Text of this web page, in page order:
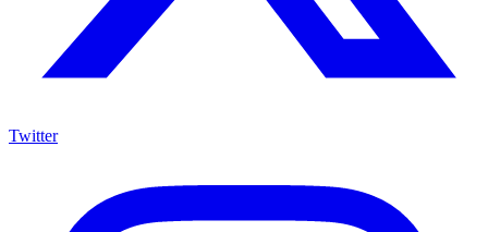
Twitter